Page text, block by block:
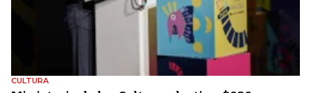
CULTURA